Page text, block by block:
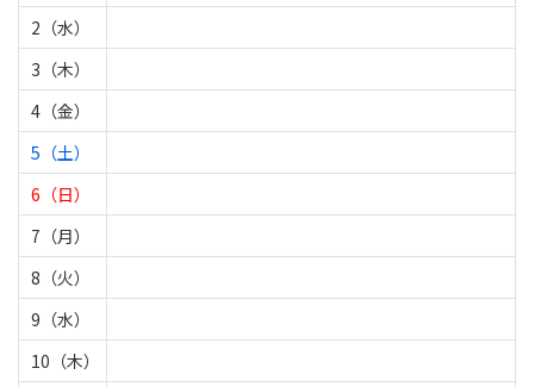
2（水）
3（木）
4（金）
5（土）
6（日）
7（月）
8（火）
9（水）
10（木）